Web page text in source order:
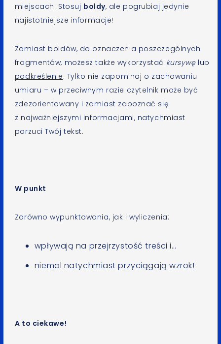
miejscach. Stosuj boldy, ale pogrubiaj jedynie
najistotniejsze informacje!
Zamiast boldów, do oznaczenia poszczególnych
fragmentów, możesz także wykorzystać kursywęlub
podkreślenie. Tylko nie zapominaj o zachowaniu
umiaru – w przeciwnym razie czytelnik może być
zdezorientowany i zamiast zapoznać się
z najważniejszymi informacjami, natychmiast
porzuci Twój tekst.
W punkt
Zarówno wypunktowania, jak i wyliczenia:
wpływają na przejrzystość treści i…
niemal natychmiast przyciągają wzrok!
A to ciekawe!